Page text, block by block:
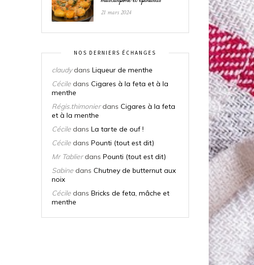
21 mars 2024
NOS DERNIERS ÉCHANGES
claudydans Liqueur de menthe
Cécile dans Cigares à la feta et à la
menthe
Régis.thimonierdans Cigares à la feta
et à la menthe
Cécile dans La tarte de ouf !
Cécile dans Pounti (tout est dit)
Mr Tablierdans Pounti (tout est dit)
Sabine dans Chutney de butternut aux
noix
Cécile dans Bricks de feta, mâche et
menthe